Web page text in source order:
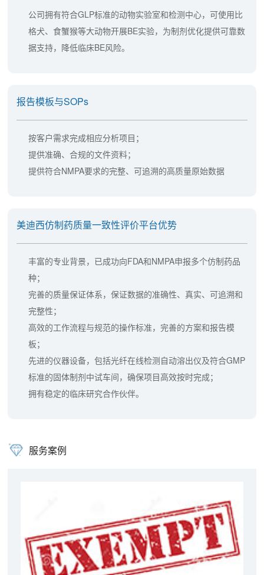
公司拥有符合GLP标准的动物实验室和检测中心，可使用比
格犬、食蟹猴等大动物开展BE实验，为制剂优化提供可靠数
据支持，降低临床BE风险。
报告模板与SOPs
按客户需求完成相应分析项目；
提供准确、合规的文件资料；
提供符合NMPA要求的完整、可追溯的高质量原始数据
美迪西仿制药质量一致性评价平台优势
丰富的专业背景，已成功向FDA和NMPA申报多个仿制药品
种；
完善的质量保证体系，保证数据的准确性、真实、可追溯和
完整性；
高效的工作流程与规范的操作标准，完善的方案和报告模
板；
先进的仪器设备，包括光纤在线检测自动溶出仪及符合GMP
标准的固体制剂中试车间，确保项目高效按时完成；
拥有稳定的临床研究合作伙伴。
服务案例